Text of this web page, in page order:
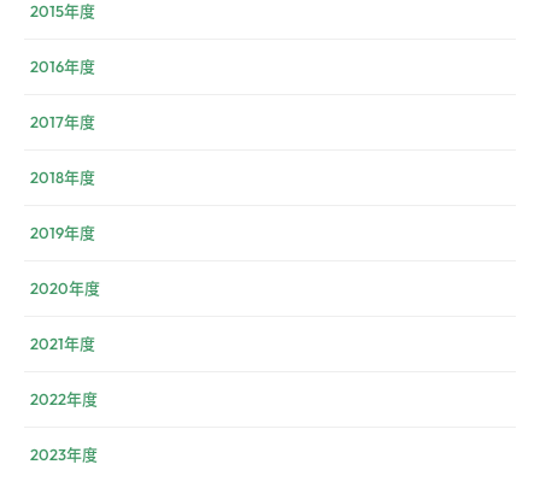
2015年度
2016年度
2017年度
2018年度
2019年度
2020年度
2021年度
2022年度
2023年度